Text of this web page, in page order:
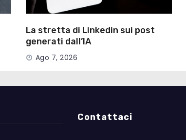
La stretta di Linkedin sui post
generati dall’IA
Ago 7, 2026
Contattaci